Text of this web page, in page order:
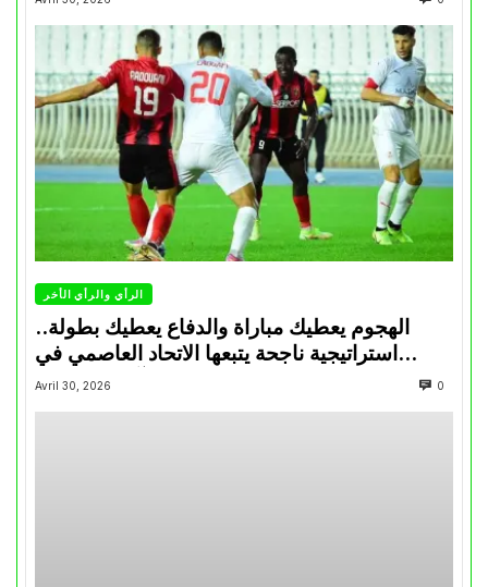
الرأي والرأي الأخر
الهجوم يعطيك مباراة والدفاع يعطيك بطولة..
استراتيجية ناجحة يتبعها الاتحاد العاصمي في
تتويجاته آخر السنوات
Avril 30, 2026 0